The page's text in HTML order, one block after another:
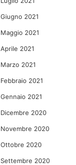
Giugno 2021
Maggio 2021
Aprile 2021
Marzo 2021
Febbraio 2021
Gennaio 2021
Dicembre 2020
Novembre 2020
Ottobre 2020
Settembre 2020